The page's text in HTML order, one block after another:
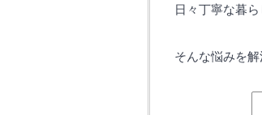
日々丁寧な暮
そんな悩みを解